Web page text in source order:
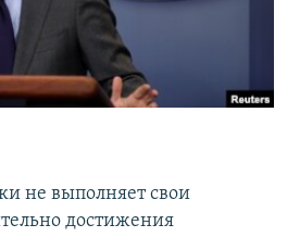
не выполняет свои
достижения